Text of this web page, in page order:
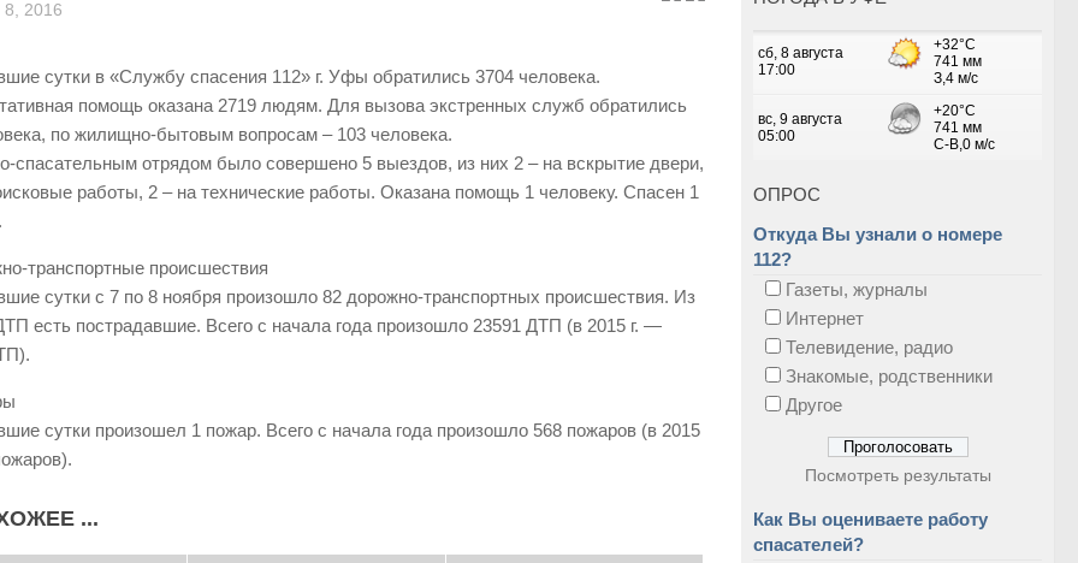
2016
сутки в «Службу спасения 112» г. Уфы обратились 3704 человека.
помощь оказана 2719 людям. Для вызова экстренных служб обратились
по жилищно-бытовым вопросам – 103 человека.
спасательным отрядом было совершено 5 выездов, из них 2 – на вскрытие двери,
работы, 2 – на технические работы. Оказана помощь 1 человеку. Спасен 1
транспортные происшествия
сутки с 7 по 8 ноября произошло 82 дорожно-транспортных происшествия. Из
есть пострадавшие. Всего с начала года произошло 23591 ДТП (в 2015 г. —
сутки произошел 1 пожар. Всего с начала года произошло 568 пожаров (в 2015
...
ОПРОС
Откуда Вы узнали о номере
112?
Газеты, журналы
Интернет
Телевидение, радио
Знакомые, родственники
Другое
Посмотреть результаты
Как Вы оцениваете работу
спасателей?